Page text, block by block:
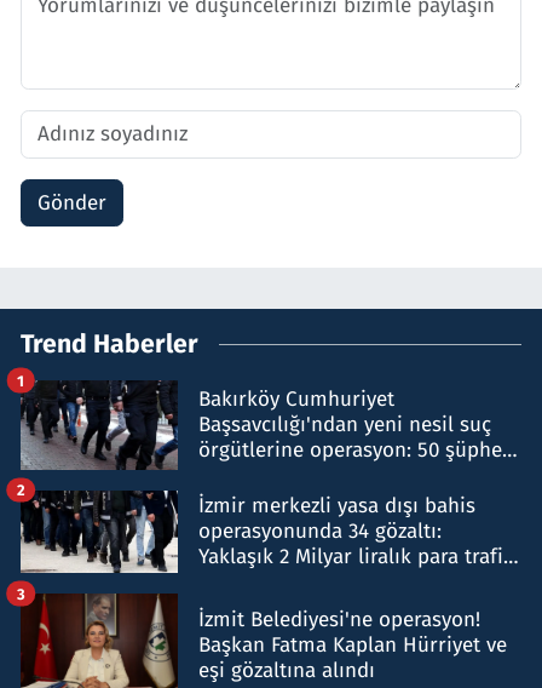
Gönder
Trend Haberler
Bakırköy Cumhuriyet
Başsavcılığı'ndan yeni nesil suç
örgütlerine operasyon: 50 şüpheli
1
İzmir merkezli yasa dışı bahis
operasyonunda 34 gözaltı:
Yaklaşık 2 Milyar liralık para trafiği
2
İzmit Belediyesi'ne operasyon!
Başkan Fatma Kaplan Hürriyet ve
eşi gözaltına alındı
3